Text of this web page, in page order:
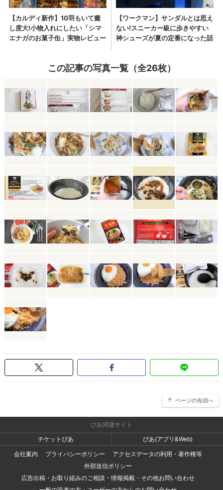
この記事の写真一覧（全26枚）
ページの先頭へ
ぴあ関連サイト
チケットぴあ
ぴあ(アプリ&Web)
会社案内
プライバシーポリシー
アクセスデータの利用・著作権等
外部送信ポリシー
広告出稿・お取り組みのご相談・情報掲載・その他お問い合わせ